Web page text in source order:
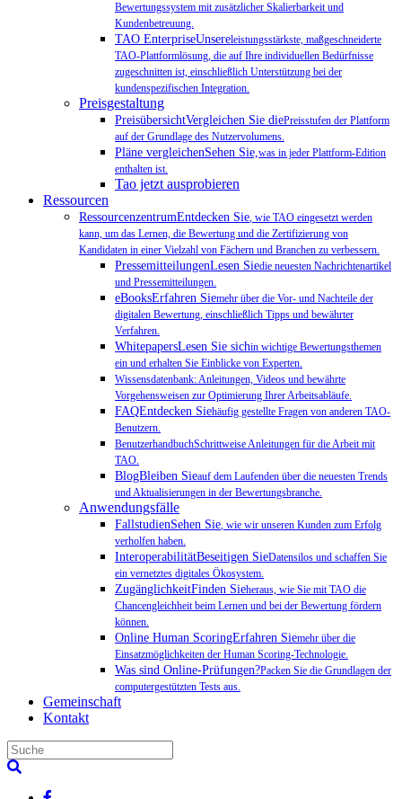
Bewertungssystem mit zusätzlicher Skalierbarkeit und
Kundenbetreuung.
TAO EnterpriseUnsereleistungsstärkste, maßgeschneiderte
TAO-Plattformlösung, die auf Ihre individuellen Bedürfnisse
zugeschnitten ist, einschließlich Unterstützung bei der
kundenspezifischen Integration.
Preisgestaltung
PreisübersichtVergleichen Sie diePreisstufen der Plattform
auf der Grundlage des Nutzervolumens.
Pläne vergleichenSehen Sie,was in jeder Plattform-Edition
enthalten ist.
Tao jetzt ausprobieren
Ressourcen
RessourcenzentrumEntdecken Sie, wie TAO eingesetzt werden
kann, um das Lernen, die Bewertung und die Zertifizierung von
Kandidaten in einer Vielzahl von Fächern und Branchen zu verbessern.
PressemitteilungenLesen Siedie neuesten Nachrichtenartikel
und Pressemitteilungen.
eBooksErfahren Siemehr über die Vor- und Nachteile der
digitalen Bewertung, einschließlich Tipps und bewährter
Verfahren.
WhitepapersLesen Sie sichin wichtige Bewertungsthemen
ein und erhalten Sie Einblicke von Experten.
Wissensdatenbank: Anleitungen, Videos und bewährte
Vorgehensweisen zur Optimierung Ihrer Arbeitsabläufe.
FAQEntdecken Siehäufig gestellte Fragen von anderen TAO-
Benutzern.
BenutzerhandbuchSchrittweise Anleitungen für die Arbeit mit
TAO.
BlogBleiben Sieauf dem Laufenden über die neuesten Trends
und Aktualisierungen in der Bewertungsbranche.
Anwendungsfälle
FallstudienSehen Sie, wie wir unseren Kunden zum Erfolg
verholfen haben.
InteroperabilitätBeseitigen SieDatensilos und schaffen Sie
ein vernetztes digitales Ökosystem.
ZugänglichkeitFinden Sieheraus, wie Sie mit TAO die
Chancengleichheit beim Lernen und bei der Bewertung fördern
können.
Online Human ScoringErfahren Siemehr über die
Einsatzmöglichkeiten der Human Scoring-Technologie.
Was sind Online-Prüfungen?Packen Sie die Grundlagen der
computergestützten Tests aus.
Gemeinschaft
Kontakt